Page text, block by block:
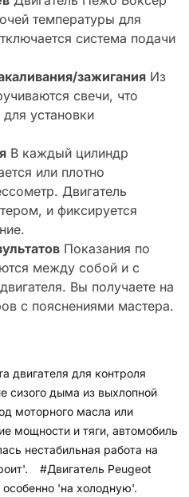
температуры для
система подачи
зажигания Из
свечи, что
установки
В каждый цилиндр
или плотно
Двигатель
и фиксируется
Показания по
между собой и с
Вы получаете на
с пояснениями мастера.
двигателя для контроля
сизого дыма из выхлопной
моторного масла или
мощности и тяги, автомобиль
нестабильная работа на
#Двигатель Peugeot
особенно 'на холодную'.